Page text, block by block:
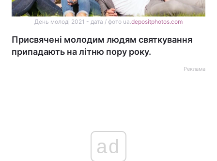
День молоді 2021 - дата / фото ua.depositphotos.com
Присвячені молодим людям святкування
припадають на літню пору року.
Реклама
ad